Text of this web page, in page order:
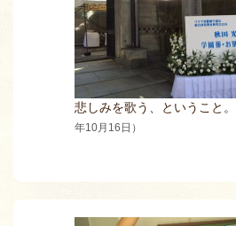
悲しみを歌う、ということ。
年10月16日）